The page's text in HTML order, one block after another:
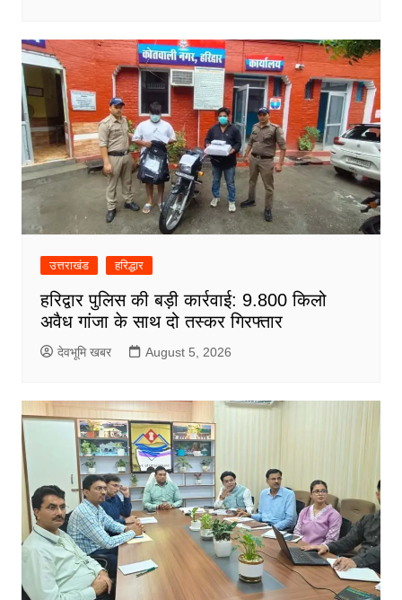
उत्तराखंड हरिद्धार
हरिद्वार पुलिस की बड़ी कार्रवाई: 9.800 किलो
अवैध गांजा के साथ दो तस्कर गिरफ्तार
देवभूमि खबर August 5, 2026